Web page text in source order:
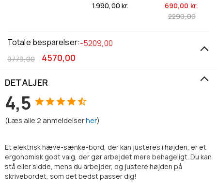
Høretelefoner
1.990,00 kr. 690,00 kr.
2290,00
Totale besparelser:-5209,00
4570,00
9779,00
DETALJER
4,5
(Læs alle2anmeldelserher)
Et elektrisk hæve-sænke-bord, der kan justeres i højden, er et
ergonomisk godt valg, der gør arbejdet mere behageligt. Du kan
stå eller sidde, mens du arbejder, og justere højden på
skrivebordet, som det bedst passer dig!